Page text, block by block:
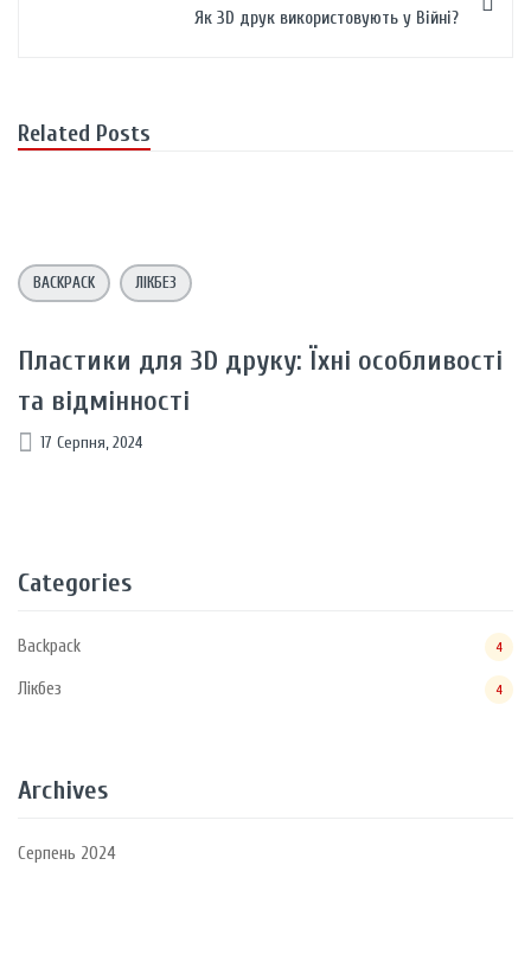
Categories
Backpack 4
Лікбез 4
Archives
Серпень 2024
Як 3D друк використовують у Biйнi?
Related Posts
BACKPACK ЛІКБЕЗ
Пластики для 3D друку: Їхні особливості
та відмінності
17 Серпня, 2024